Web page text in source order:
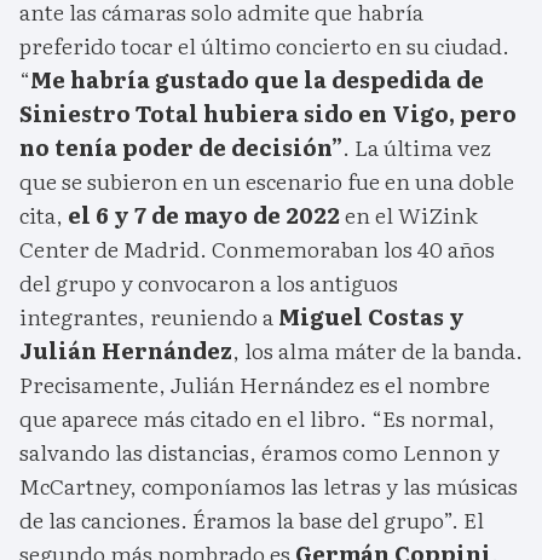
ante las cámaras solo admite que habría
preferido tocar el último concierto en su ciudad.
“Me habría gustado que la despedida de
Siniestro Total hubiera sido en Vigo, pero
no tenía poder de decisión”. La última vez
que se subieron en un escenario fue en una doble
cita, el 6 y 7 de mayo de 2022en el WiZink
Center de Madrid. Conmemoraban los 40 años
del grupo y convocaron a los antiguos
integrantes, reuniendo aMiguel Costas y
Julián Hernández, los alma máter de la banda.
Precisamente, Julián Hernández es el nombre
que aparece más citado en el libro. “Es normal,
salvando las distancias, éramos como Lennon y
McCartney, componíamos las letras y las músicas
de las canciones. Éramos la base del grupo”. El